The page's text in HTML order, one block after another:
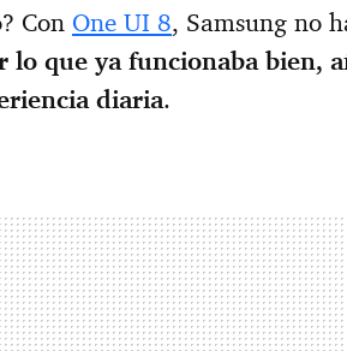
Con One UI 8, Samsung no
lo que ya funcionaba bien,
diaria.